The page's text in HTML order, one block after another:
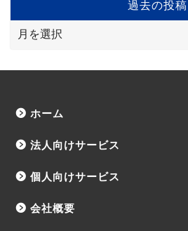
過去の投稿
ホーム
法人向けサービス
個人向けサービス
会社概要